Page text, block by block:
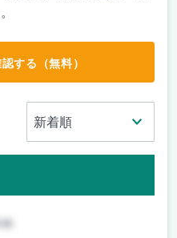
する（無料）